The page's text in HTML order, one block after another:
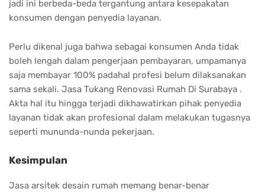
jadi ini berbeda-beda tergantung antara kesepakatan
konsumen dengan penyedia layanan.
Perlu dikenal juga bahwa sebagai konsumen Anda tidak
boleh lengah dalam pengerjaan pembayaran, umpamanya
saja membayar 100% padahal profesi belum dilaksanakan
sama sekali. Jasa Tukang Renovasi Rumah Di Surabaya .
Akta hal itu hingga terjadi dikhawatirkan pihak penyedia
layanan tidak akan profesional dalam melakukan tugasnya
seperti mununda-nunda pekerjaan.
Kesimpulan
Jasa arsitek desain rumah memang benar-benar